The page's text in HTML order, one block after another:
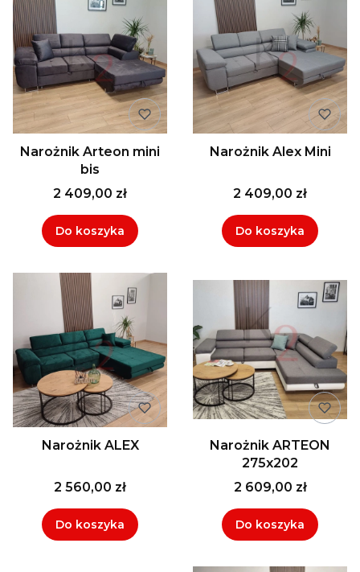
Narożnik Arteon mini
bis
2 409,00 zł
Do koszyka
Narożnik Alex Mini
2 409,00 zł
Do koszyka
Narożnik ALEX
2 560,00 zł
Do koszyka
Narożnik ARTEON
275x202
2 609,00 zł
Do koszyka